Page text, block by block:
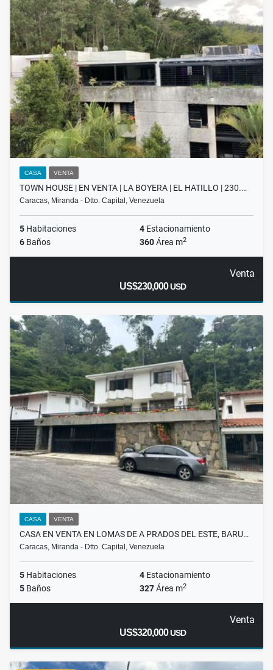
CASA VENTA
TOWN HOUSE | EN VENTA | LA BOYERA | EL HATILLO | 230.…
Caracas, Miranda - Dtto. Capital, Venezuela
5 Habitaciones 4 Estacionamiento
6 Baños 360Área m2
Venta
US$230,000USD
CASA VENTA
CASA EN VENTA EN LOMAS DE A PRADOS DEL ESTE, BARU…
Caracas, Miranda - Dtto. Capital, Venezuela
5 Habitaciones 4 Estacionamiento
5 Baños 327Área m2
Venta
US$320,000USD